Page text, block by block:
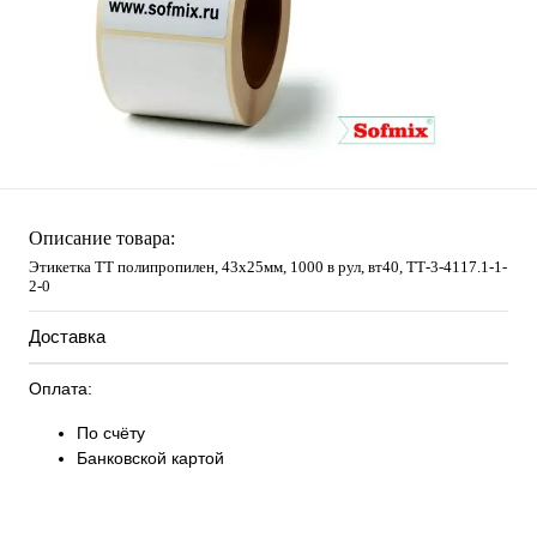
Описание товара:
Этикетка ТТ полипропилен, 43х25мм, 1000 в рул, вт40, TТ-3-4117.1-1-
2-0
Доставка
Оплата:
По счёту
Банковской картой